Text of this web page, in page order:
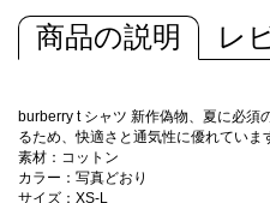
商品の説明 レ
burberry t シャツ 新作偽物、夏に必須
るため、快適さと通気性に優れていま
素材：コットン
カラー：写真どおり
サイズ：XS-L